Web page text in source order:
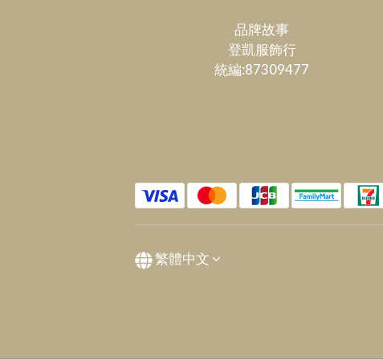
品牌故事
登凱服飾行
統編:87309477
繁體中文